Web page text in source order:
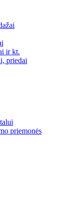
ir kt.
priedai
priemonės